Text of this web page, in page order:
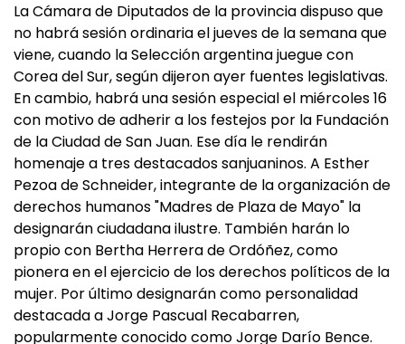
La Cámara de Diputados de la provincia dispuso que
no habrá sesión ordinaria el jueves de la semana que
viene, cuando la Selección argentina juegue con
Corea del Sur, según dijeron ayer fuentes legislativas.
En cambio, habrá una sesión especial el miércoles 16
con motivo de adherir a los festejos por la Fundación
de la Ciudad de San Juan. Ese día le rendirán
homenaje a tres destacados sanjuaninos. A Esther
Pezoa de Schneider, integrante de la organización de
derechos humanos "Madres de Plaza de Mayo" la
designarán ciudadana ilustre. También harán lo
propio con Bertha Herrera de Ordóñez, como
pionera en el ejercicio de los derechos políticos de la
mujer. Por último designarán como personalidad
destacada a Jorge Pascual Recabarren,
popularmente conocido como Jorge Darío Bence.